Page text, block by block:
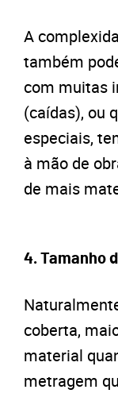
A
também
com muitas
(caídas), ou
especiais,
à mão de
de mais
4. Tamanho
coberta,
material
metragem